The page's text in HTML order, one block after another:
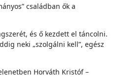
családban ők a
és ő kezdett el táncolni.
neki „szolgálni kell”, egész
Horváth Kristóf –